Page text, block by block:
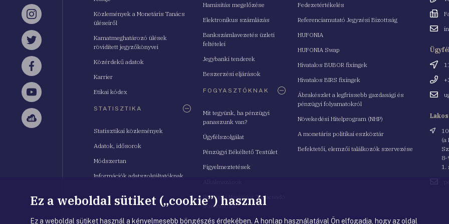
Instagram
Twitter
Facebook
YouTube
Sellsy
Közlemények a Monetáris Tanács
üléseiről
Kamatmeghatározó ülések
rövidített jegyzőkönyvei
Közérdekű adatok
Karrier
Etikai kódex
STATISZTIKA
Statisztikai közlemények
Adatok, idősorok
Módszertan
Információk adatszolgáltatóknak
Hamisítás megelőzése
Elektronikus számlázás
Bankszámlavezetés üzleti
feltételei
Jegybanki tenderek
Beszerzési eljárások
FOGYASZTÓKNAK
Mit tegyünk, ha pénzügyi
panaszunk van?
Ügyfélszolgálat
Pénzügyi Békéltető Testület
Figyelmeztetések
Pénzügyi Navigátor Tanácsadó
Irodahálózat
Fedezetértékelés
Referenciamutató Jegyzési Bizottság
HUFONIA
HUFONIA Swap
Hivatalos BUBOR fixingek
Hivatalos BIRS fixingek
Ábrakészlet a legfrissebb gazdasági és
pénzügyi folyamatokról
Növekedési Hitelprogram (NHP)
A monetáris politikai eszköztár
Befektetői, elemzői találkozók szervezése
Fax
Email
Cím
Email
Cím
(a
8-
1.
Ez a weboldal sütiket („cookie”) használ
Ez a weboldal sütiket használ a kényelmesebb böngészés érdekében. A honlap használatával Ön elfogadja, hogy az oldal